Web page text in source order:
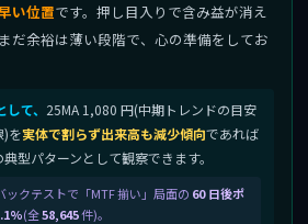
い位置です。押し目入りで含み益が消え
だ余裕は薄い段階で、心の準備をしてお
て、 25MA 1,080 円(中期トレンドの目安
)を実体で割らず出来高も減少傾向であれば
典型パターンとして観察できます。
ックテストで「MTF 揃い」局面の 60 日後ポ
(全58,645件)。